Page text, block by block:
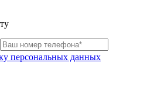
персональных данных